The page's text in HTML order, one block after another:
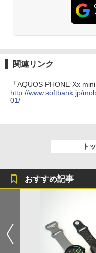
関連リンク
「AQUOS PHONE Xx
http://www.softbank.jp/
01/
ト
おすすめ記事